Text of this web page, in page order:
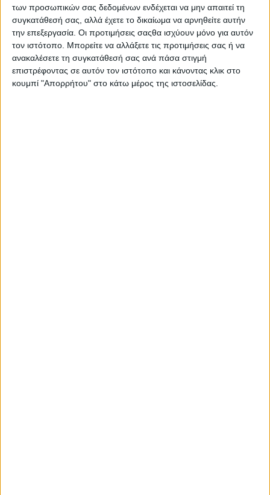
των προσωπικών σας δεδομένων ενδέχεται να μην απαιτεί τη
συγκατάθεσή σας, αλλά έχετε το δικαίωμα να αρνηθείτε αυτήν
την επεξεργασία. Οι προτιμήσεις σαςθα ισχύουν μόνο για αυτόν
τον ιστότοπο. Μπορείτε να αλλάξετε τις προτιμήσεις σας ή να
ανακαλέσετε τη συγκατάθεσή σας ανά πάσα στιγμή
επιστρέφοντας σε αυτόν τον ιστότοπο και κάνοντας κλικ στο
κουμπί "Απορρήτου" στο κάτω μέρος της ιστοσελίδας.
Στις ίδιες εγκαταστάσεις λειτουργεί και
εξουσιοδοτημένο Service για Volkswagen,
Volkswagen Επαγγελματικά Οχήματα και Skoda,
εξασφαλίζοντας ενιαία και υψηλού επιπέδου
τεχνική υποστήριξη για τους πελάτες και των τριών